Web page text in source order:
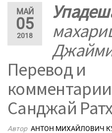
МАЙ
05
2018
Перевод и
Санджай
Автор АНТОН МИХАЙЛОВИЧ